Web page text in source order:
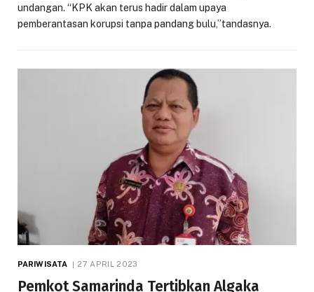
undangan. “KPK akan terus hadir dalam upaya
pemberantasan korupsi tanpa pandang bulu,”tandasnya.
PARIWISATA 27 APRIL 2023
Pemkot Samarinda Tertibkan Algaka